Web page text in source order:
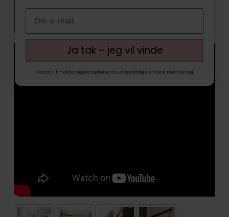
Ja tak – jeg vil vinde
Ved at tilmelde dig accepterer du at modtage e-mail marketing